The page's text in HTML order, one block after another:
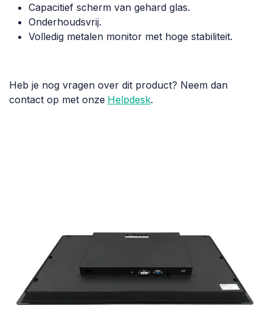
Capacitief scherm van gehard glas.
Onderhoudsvrij.
Volledig metalen monitor met hoge stabiliteit.
Heb je nog vragen over dit product? Neem dan
contact op met onze Helpdesk.